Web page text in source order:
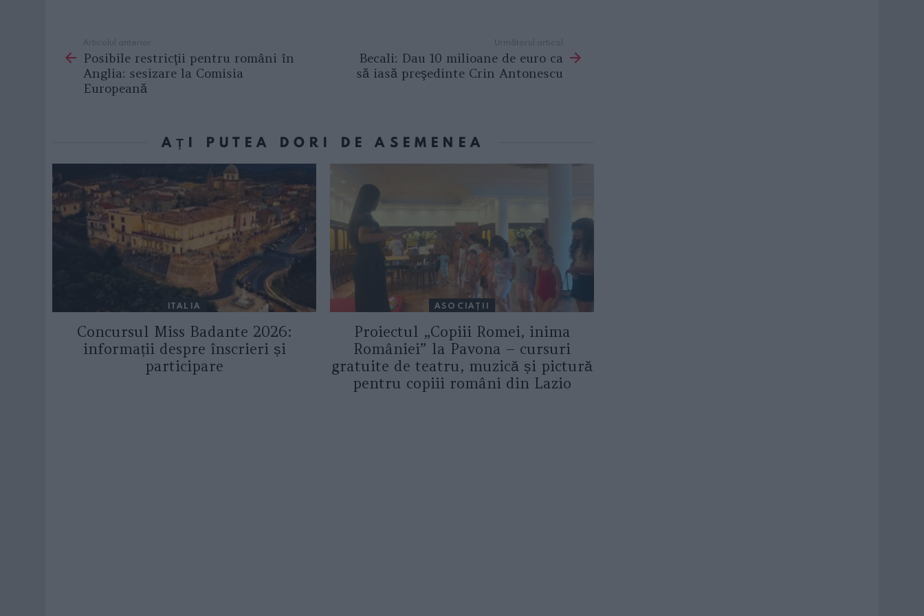
more
Articolul anterior
Posibile restricţii pentru români în
Anglia: sesizare la Comisia
Europeană
Următorul articol
Becali: Dau 10 milioane de euro ca
să iasă preşedinte Crin Antonescu
AȚI PUTEA DORI DE ASEMENEA
ITALIA
Concursul Miss Badante 2026:
informații despre înscrieri și
participare
ASOCIAŢII
Proiectul „Copiii Romei, inima
României” la Pavona – cursuri
gratuite de teatru, muzică și pictură
pentru copiii români din Lazio